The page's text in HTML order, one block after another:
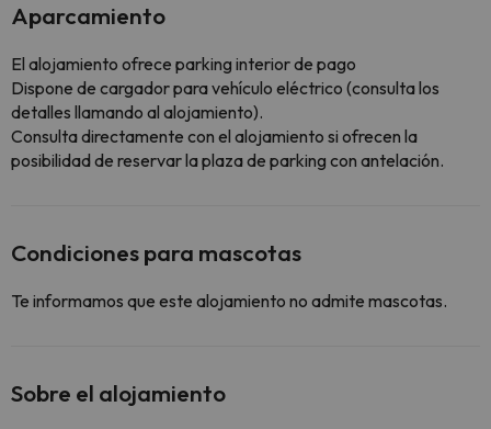
Aparcamiento
El alojamiento ofrece parking interior de pago
Dispone de cargador para vehículo eléctrico (consulta los
detalles llamando al alojamiento).
Consulta directamente con el alojamiento si ofrecen la
posibilidad de reservar la plaza de parking con antelación.
Condiciones para mascotas
Te informamos que este alojamiento no admite mascotas.
Sobre el alojamiento